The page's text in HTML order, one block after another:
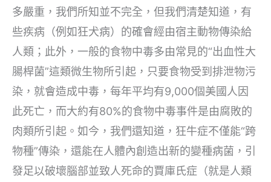
多嚴重，我們所知並不完全，但我們清楚知道，有
些疾病（例如狂犬病）的確會經由宿主動物傳染給
人類；此外，一般的食物中毒多由常見的“出血性大
腸桿菌”這類微生物所引起，只要食物受到排泄物污
染，就會造成中毒，每年平均有9,000個美國人因
此死亡，而大約有80%的食物中毒事件是由腐敗的
肉類所引起。如今，我們還知道，狂牛症不僅能“跨
物種”傳染，還能在人體內創造出新的變種病菌，引
發足以破壞腦部並致人死命的賈庫氏症（就是人類